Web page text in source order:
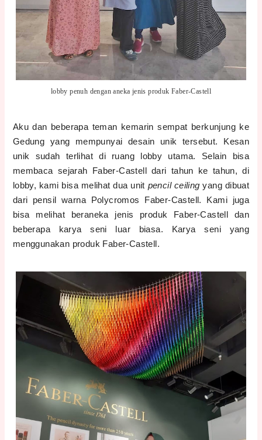
lobby penuh dengan aneka jenis produk Faber-Castell
Aku dan beberapa teman kemarin sempat berkunjung ke
Gedung yang mempunyai desain unik tersebut. Kesan
unik sudah terlihat di ruang lobby utama. Selain bisa
membaca sejarah Faber-Castell dari tahun ke tahun, di
lobby, kami bisa melihat dua unit pencil ceiling yang dibuat
dari pensil warna Polycromos Faber-Castell. Kami juga
bisa melihat beraneka jenis produk Faber-Castell dan
beberapa karya seni luar biasa. Karya seni yang
menggunakan produk Faber-Castell.